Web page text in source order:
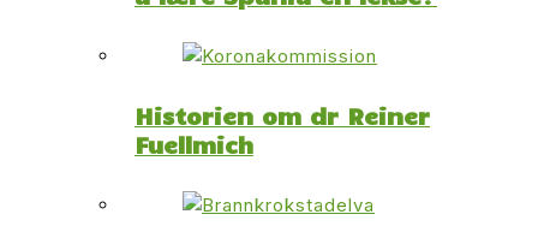
Historien om dr Reiner
Fuellmich